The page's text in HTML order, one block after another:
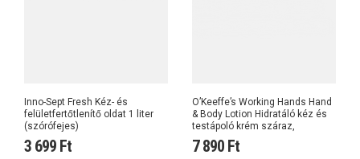
Inno-Sept Fresh Kéz- és
felületfertőtlenítő oldat 1 liter
(szórófejes)
3 699 Ft
O’Keeffe’s Working Hands Hand
& Body Lotion Hidratáló kéz és
testápoló krém száraz,
repedezett bőrre 315 ml
7 890 Ft